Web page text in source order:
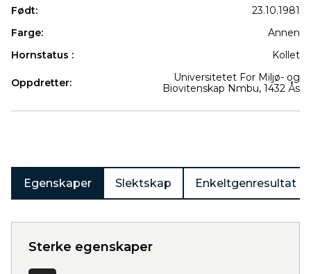
Født:
23.10.1981
Farge:
Annen
Hornstatus :
Kollet
Oppdretter:
Universitetet For Miljø- og
Biovitenskap Nmbu, 1432 Ås
Egenskaper Slektskap Enkeltgenresultat
Sterke egenskaper